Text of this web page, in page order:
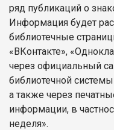
ряд публикаций о
Информация будет
библиотечные
«ВКонтакте»,
через официальный
библиотечной
а также через
информации, в
неделя».